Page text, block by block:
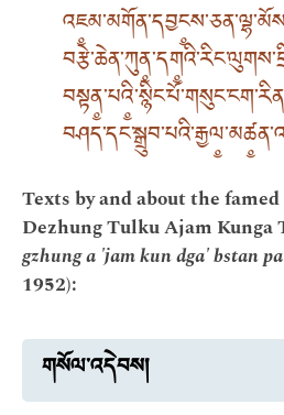
Texts by and about the
Dezhung Tulku Ajam Kunga
gzhung a 'jam kun dga' bstan
1952):
གསོལ་འདེབས།